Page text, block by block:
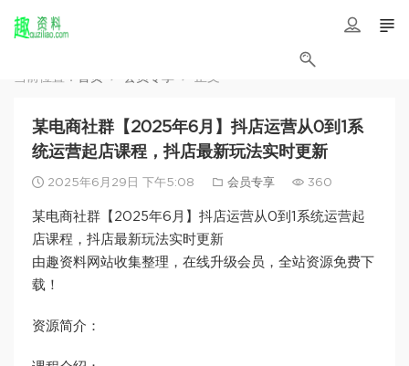
当前位置： 首页 会员专享 正文
某电商社群【2025年6月】抖店运营从0到1系
统运营起店课程，抖店最新玩法实时更新
2025年6月29日 下午5:08 会员专享 360
某电商社群【2025年6月】抖店运营从0到1系统运营起
店课程，抖店最新玩法实时更新
由趣资料网站收集整理，在线升级会员，全站资源免费下
载！
资源简介：